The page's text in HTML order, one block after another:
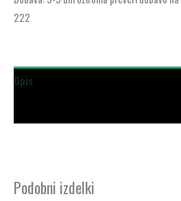
222
Opis
Podobni izdelki